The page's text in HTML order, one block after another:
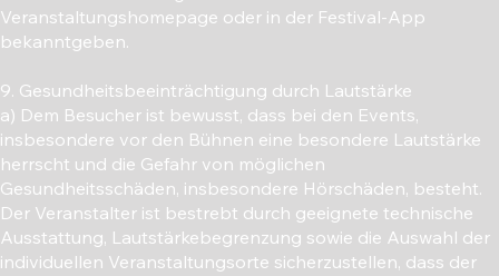
Veranstaltungshomepage oder in der Festival-App
bekanntgeben.
9. Gesundheitsbeeinträchtigung durch Lautstärke
a) Dem Besucher ist bewusst, dass bei den Events,
insbesondere vor den Bühnen eine besondere Lautstärke
herrscht und die Gefahr von möglichen
Gesundheitsschäden, insbesondere Hörschäden, besteht.
Der Veranstalter ist bestrebt durch geeignete technische
Ausstattung, Lautstärkebegrenzung sowie die Auswahl der
individuellen Veranstaltungsorte sicherzustellen, dass der